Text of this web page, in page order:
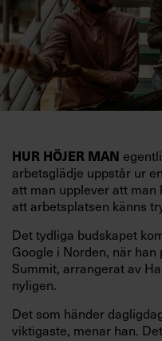
HUR HÖJER MAN
arbetsglädje uppstår ur
att man upplever att
att arbetsplatsen känns
Det tydliga budskapet
Google i Norden, när
Summit, arrangerat av
nyligen.
Det som händer
viktigaste, menar han.